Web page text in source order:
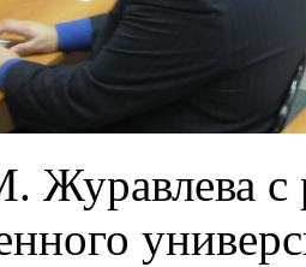
Журавлева с